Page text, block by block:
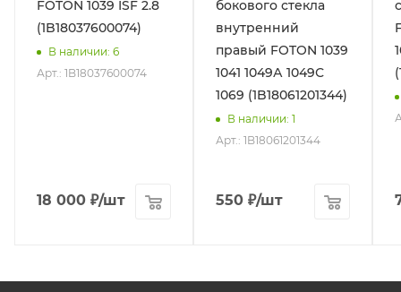
FOTON 1039 ISF 2.8
(1B18037600074)
В наличии: 6
Арт.: 1B18037600074
18 000 ₽/шт
бокового стекла
внутренний
правый FOTON 1039
1041 1049А 1049С
1069 (1B18061201344)
В наличии: 1
Арт.: 1B18061201344
550 ₽/шт